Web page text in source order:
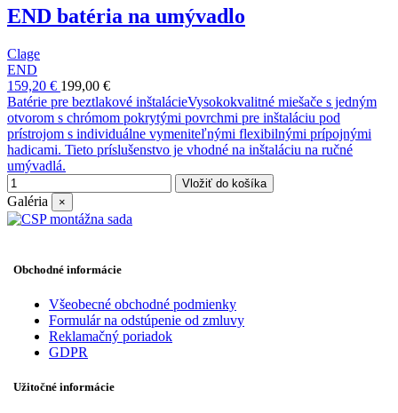
END batéria na umývadlo
Clage
END
159,20 € 199,00 €
Batérie pre beztlakové inštalácieVysokokvalitné miešače s jedným
otvorom s chrómom pokrytými povrchmi pre inštaláciu pod
prístrojom s individuálne vymeniteľnými flexibilnými prípojnými
hadicami. Tieto príslušenstvo je vhodné na inštaláciu na ručné
umývadlá.
Vložiť do košíka
Galéria ×
Obchodné informácie
Všeobecné obchodné podmienky
Formulár na odstúpenie od zmluvy
Reklamačný poriadok
GDPR
Užitočné informácie